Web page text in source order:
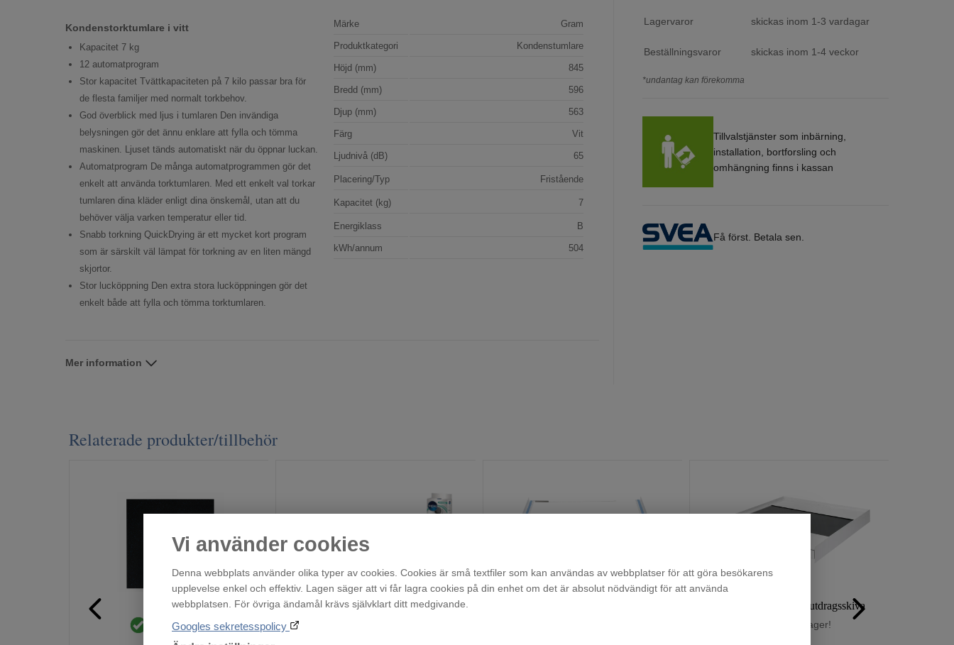
Vi använder cookies
Denna webbplats använder olika typer av cookies. Cookies är små textfiler som kan användas av webbplatser för att göra besökarens
upplevelse enkel och effektiv. Lagen säger att vi får lagra cookies på din enhet om det är absolut nödvändigt för att använda
webbplatsen. För övriga ändamål krävs självklart ditt medgivande.
Googles sekretesspolicy
Kondenstorktumlare i vitt
Kapacitet 7 kg
12 automatprogram
Stor kapacitet Tvättkapaciteten på 7 kilo passar bra för
de flesta familjer med normalt torkbehov.
God överblick med ljus i tumlaren Den invändiga
belysningen gör det ännu enklare att fylla och tömma
maskinen. Ljuset tänds automatiskt när du öppnar luckan.
Automatprogram De många automatprogrammen gör det
enkelt att använda torktumlaren. Med ett enkelt val torkar
tumlaren dina kläder enligt dina önskemål, utan att du
behöver välja varken temperatur eller tid.
Snabb torkning QuickDrying är ett mycket kort program
som är särskilt väl lämpat för torkning av en liten mängd
skjortor.
Stor lucköppning Den extra stora lucköppningen gör det
enkelt både att fylla och tömma torktumlaren.
Märke Gram
Produktkategori Kondenstumlare
Höjd (mm) 845
Bredd (mm) 596
Djup (mm) 563
Färg Vit
Ljudnivå (dB) 65
Placering/Typ Fristående
Kapacitet (kg) 7
Energiklass B
kWh/annum 504
Mer information
Lagervaror skickas inom 1-3 vardagar
Beställningsvaror skickas inom 1-4 veckor
*undantag kan förekomma
Tillvalstjänster som inbärning,
installation, bortforsling och
omhängning finns i kassan
Få först. Betala sen.
Relaterade produkter/tillbehör
WXVM
Finns i lager!
Monteringsram KCL103 Monteringsram med utdragsskiva
Finns i lager!